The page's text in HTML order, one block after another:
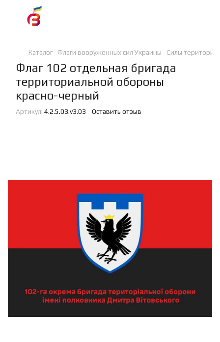
Каталог Флаги вооруженных сил Украины Силы
Флаг 102 отдельная бригада
территориальной обороны
красно-черный
Артикул: 4.2.5.03.v3.03 Оставить отзыв